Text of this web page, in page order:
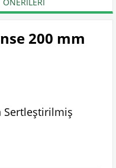
200 mm
Sertleştirilmiş